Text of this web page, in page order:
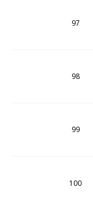
97
98
99
100